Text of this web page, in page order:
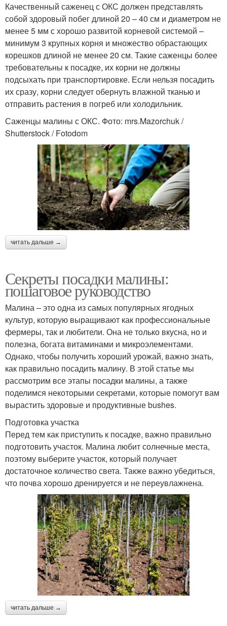
Качественный саженец с ОКС должен представлять
собой здоровый побег длиной 20 – 40 см и диаметром не
менее 5 мм с хорошо развитой корневой системой –
минимум 3 крупных корня и множество обрастающих
корешков длиной не менее 20 см. Такие саженцы более
требовательны к посадке, их корни не должны
подсыхать при транспортировке. Если нельзя посадить
их сразу, корни следует обернуть влажной тканью и
отправить растения в погреб или холодильник.
Саженцы малины с ОКС. Фото: mrs.Mazorchuk /
Shutterstock / Fotodom
читать дальше →
Секреты посадки малины:
пошаговое руководство
Малина – это одна из самых популярных ягодных
культур, которую выращивают как профессиональные
фермеры, так и любители. Она не только вкусна, но и
полезна, богата витаминами и микроэлементами.
Однако, чтобы получить хороший урожай, важно знать,
как правильно посадить малину. В этой статье мы
рассмотрим все этапы посадки малины, а также
поделимся некоторыми секретами, которые помогут вам
вырастить здоровые и продуктивные bushes.
Подготовка участка
Перед тем как приступить к посадке, важно правильно
подготовить участок. Малина любит солнечные места,
поэтому выберите участок, который получает
достаточное количество света. Также важно убедиться,
что почва хорошо дренируется и не переувлажнена.
читать дальше →